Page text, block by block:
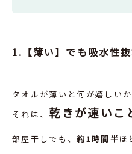
1.【薄い】でも吸水性
タオルが薄いと何が嬉しいか
それは、 乾きが速いこ
部屋干しでも、約1時間半ほ